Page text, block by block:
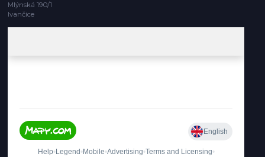
Mlýnská 190/1
Ivančice